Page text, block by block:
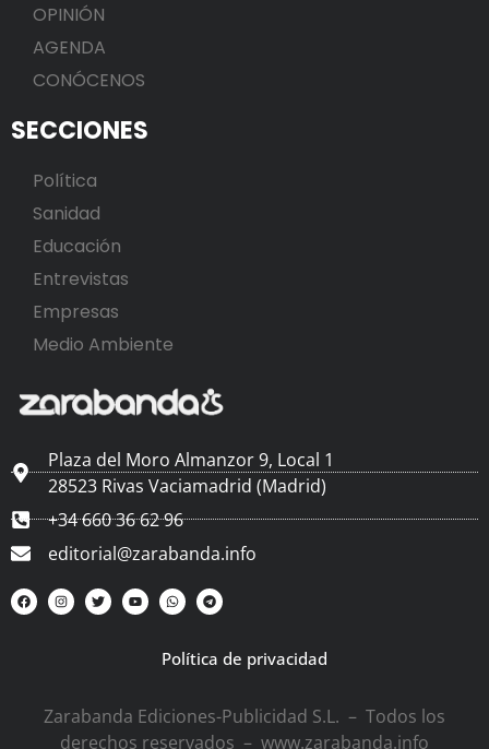
OPINIÓN
AGENDA
CONÓCENOS
SECCIONES
Política
Sanidad
Educación
Entrevistas
Empresas
Medio Ambiente
Plaza del Moro Almanzor 9, Local 1
28523 Rivas Vaciamadrid (Madrid)
+34 660 36 62 96
editorial@zarabanda.info
Política de privacidad
Zarabanda Ediciones-Publicidad S.L. – Todos los
derechos reservados – www.zarabanda.info